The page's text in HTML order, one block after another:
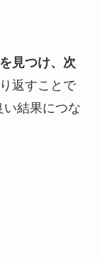
見つけ、次
返すことで
結果につな